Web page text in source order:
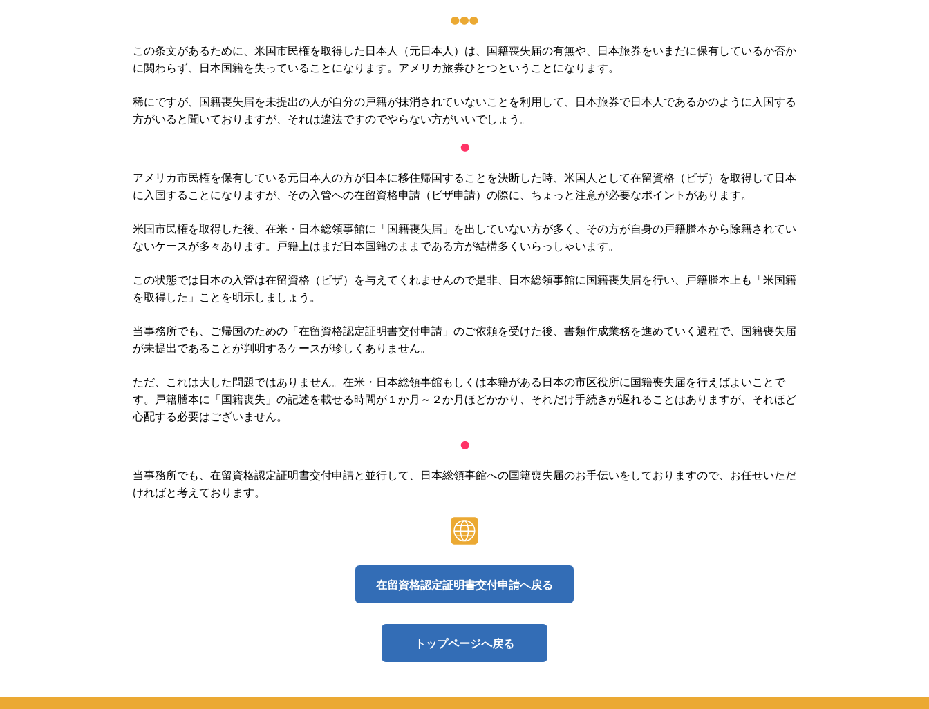
この条文があるために、米国市民権を取得した日本人（元日本人）は、国籍喪失届の有無や、日本旅券をいまだに保有しているか否か
に関わらず、日本国籍を失っていることになります。アメリカ旅券ひとつということになります。
稀にですが、国籍喪失届を未提出の人が自分の戸籍が抹消されていないことを利用して、日本旅券で日本人であるかのように入国する
方がいると聞いておりますが、それは違法ですのでやらない方がいいでしょう。
アメリカ市民権を保有している元日本人の方が日本に移住帰国することを決断した時、米国人として在留資格（ビザ）を取得して日本
に入国することになりますが、その入管への在留資格申請（ビザ申請）の際に、ちょっと注意が必要なポイントがあります。
米国市民権を取得した後、在米・日本総領事館に「国籍喪失届」を出していない方が多く、その方が自身の戸籍謄本から除籍されてい
ないケースが多々あります。戸籍上はまだ日本国籍のままである方が結構多くいらっしゃいます。
この状態では日本の入管は在留資格（ビザ）を与えてくれませんので是非、日本総領事館に国籍喪失届を行い、戸籍謄本上も「米国籍
を取得した」ことを明示しましょう。
当事務所でも、ご帰国のための「在留資格認定証明書交付申請」のご依頼を受けた後、書類作成業務を進めていく過程で、国籍喪失届
が未提出であることが判明するケースが珍しくありません。
ただ、これは大した問題ではありません。在米・日本総領事館もしくは本籍がある日本の市区役所に国籍喪失届を行えばよいことで
す。戸籍謄本に「国籍喪失」の記述を載せる時間が１か月～２か月ほどかかり、それだけ手続きが遅れることはありますが、それほど
心配する必要はございません。
当事務所でも、在留資格認定証明書交付申請と並行して、日本総領事館への国籍喪失届のお手伝いをしておりますので、お任せいただ
ければと考えております。
在留資格認定証明書交付申請へ戻る
トップページへ戻る